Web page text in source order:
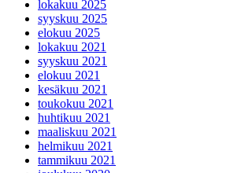
lokakuu 2025
syyskuu 2025
elokuu 2025
lokakuu 2021
syyskuu 2021
elokuu 2021
kesäkuu 2021
toukokuu 2021
huhtikuu 2021
maaliskuu 2021
helmikuu 2021
tammikuu 2021